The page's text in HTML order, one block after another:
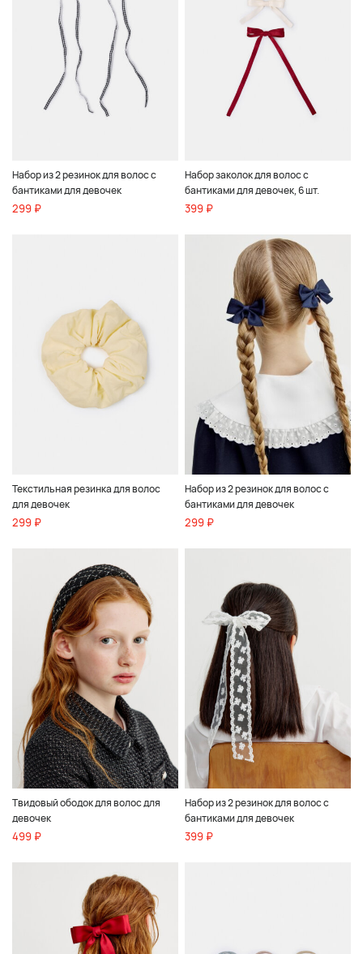
Набор из 2 резинок для волос с
бантиками для девочек
299 ₽
Набор заколок для волос с
бантиками для девочек, 6 шт.
399 ₽
Текстильная резинка для волос
для девочек
299 ₽
Набор из 2 резинок для волос с
бантиками для девочек
299 ₽
Твидовый ободок для волос для
девочек
499 ₽
Набор из 2 резинок для волос с
бантиками для девочек
399 ₽